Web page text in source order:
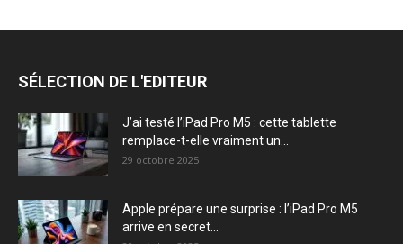
SÉLECTION DE L'EDITEUR
J’ai testé l’iPad Pro M5 : cette tablette
remplace-t-elle vraiment un...
29 octobre 2025
Apple prépare une surprise : l’iPad Pro M5
arrive en secret...